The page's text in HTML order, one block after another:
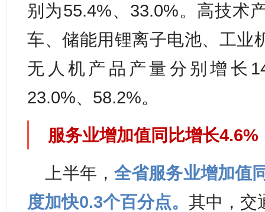
别为55.4%、33.0%。高技术
车、储能用锂离子电池、工业
无人机产品产量分别增长
23.0%、58.2%。
服务业增加值同比增长4.6%
上半年， 全省服务业增加值
度加快0.3个百分点。 其中，交